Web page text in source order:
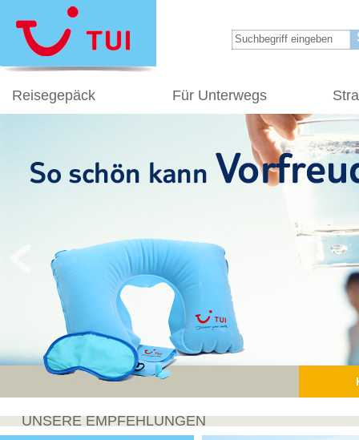
Reisegepäck Für Unterwegs
UNSERE EMPFEHLUNGEN